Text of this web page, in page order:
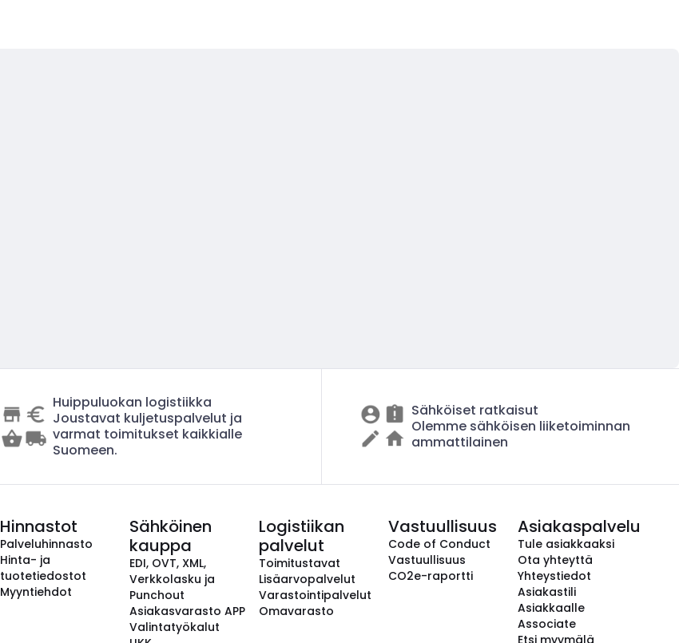
Huippuluokan logistiikka
Joustavat kuljetuspalvelut ja
varmat toimitukset kaikkialle
Suomeen.
Sähköiset ratkaisut
Olemme sähköisen liiketoiminnan
ammattilainen
Hinnastot
Palveluhinnasto
Hinta- ja
tuotetiedostot
Myyntiehdot
Sähköinen
kauppa
EDI, OVT, XML,
Verkkolasku ja
Punchout
Asiakasvarasto APP
Valintatyökalut
Logistiikan
palvelut
Toimitustavat
Lisäarvopalvelut
Varastointipalvelut
Omavarasto
Vastuullisuus
Code of Conduct
Vastuullisuus
CO2e-raportti
Asiakaspalvelu
Tule asiakkaaksi
Ota yhteyttä
Yhteystiedot
Asiakastili
Asiakkaalle
Associate
Etsi myymälä